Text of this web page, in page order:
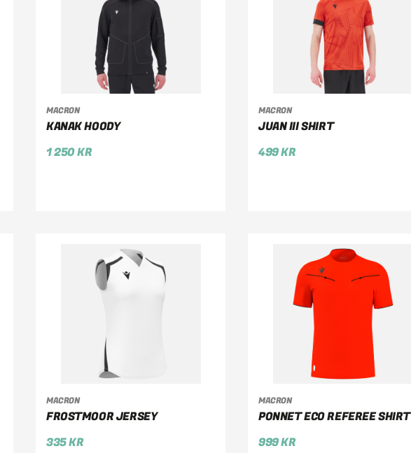
MACRON
KANAK HOODY
1 250KR
VÄLJ ALTERNATIV
MACRON
JUAN III SHIRT
499KR
VÄLJ ALTERNATIV
MACRON
FROSTMOOR JERSEY
335KR
VÄLJ ALTERNATIV
MACRON
PONNET ECO REFEREE SHIRT
999KR
VÄLJ ALTERNATIV